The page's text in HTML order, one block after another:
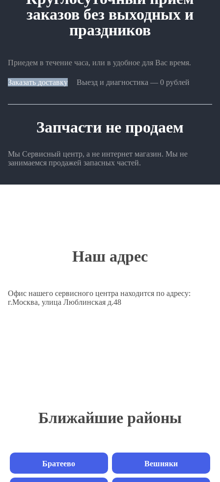
заказов без выходных и
праздников
Приедем в течение часа, или в удобное для Вас время.
Заказать доставку Выезд и диагностика — 0 рублей
Запчасти не продаем
Мы Сервисный центр, а не интернет магазин. Мы не
занимаемся продажей запасных частей.
Наш адрес
Офис нашего сервисного центра находится по адресу:
г.Москва, улица Люблинская д.48
Ближайшие районы
Братеево Вешняки